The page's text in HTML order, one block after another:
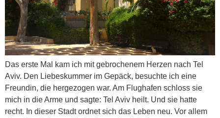
Das erste Mal kam ich mit gebrochenem Herzen nach Tel
Aviv. Den Liebeskummer im Gepäck, besuchte ich eine
Freundin, die hergezogen war. Am Flughafen schloss sie
mich in die Arme und sagte: Tel Aviv heilt. Und sie hatte
recht. In dieser Stadt ordnet sich das Leben neu. Vor allem